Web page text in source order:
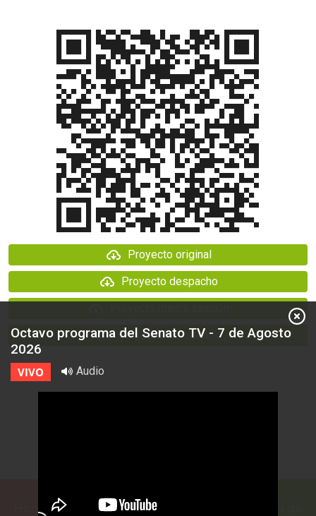
Proyecto original
Proyecto despacho
Proyecto sancionado
Honorable Cámara de Senadores de la Provincia de
Octavo programa del Senato TV - 7 de Agosto
2026
VIVO Audio